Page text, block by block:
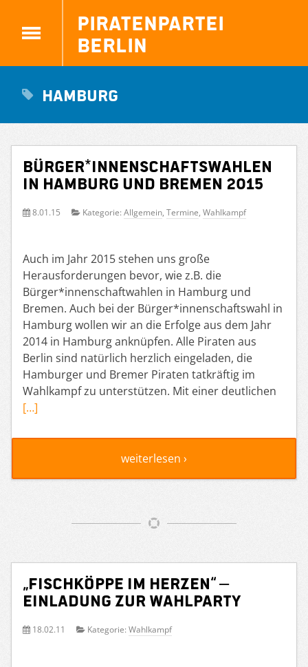
Piratenpartei
Berlin
Hamburg
Bürger*innenschaftswahlen
in Hamburg und Bremen 2015
8.01.15 Kategorie: Allgemein, Termine, Wahlkampf
Auch im Jahr 2015 stehen uns große
Herausforderungen bevor, wie z.B. die
Bürger*innenschaftwahlen in Hamburg und
Bremen. Auch bei der Bürger*innenschaftswahl in
Hamburg wollen wir an die Erfolge aus dem Jahr
2014 in Hamburg anknüpfen. Alle Piraten aus
Berlin sind natürlich herzlich eingeladen, die
Hamburger und Bremer Piraten tatkräftig im
Wahlkampf zu unterstützen. Mit einer deutlichen
[…]
weiterlesen ›
„Fischköppe im Herzen“ –
Einladung zur Wahlparty
18.02.11 Kategorie: Wahlkampf